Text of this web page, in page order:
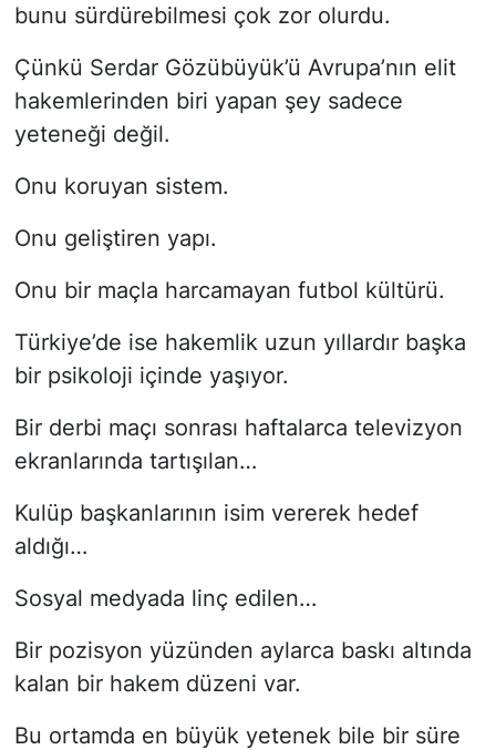
bunu sürdürebilmesi çok zor olurdu.
Çünkü Serdar Gözübüyük’ü Avrupa’nın elit
hakemlerinden biri yapan şey sadece
yeteneği değil.
Onu koruyan sistem.
Onu geliştiren yapı.
Onu bir maçla harcamayan futbol kültürü.
Türkiye’de ise hakemlik uzun yıllardır başka
bir psikoloji içinde yaşıyor.
Bir derbi maçı sonrası haftalarca televizyon
ekranlarında tartışılan…
Kulüp başkanlarının isim vererek hedef
aldığı…
Sosyal medyada linç edilen…
Bir pozisyon yüzünden aylarca baskı altında
kalan bir hakem düzeni var.
Bu ortamda en büyük yetenek bile bir süre